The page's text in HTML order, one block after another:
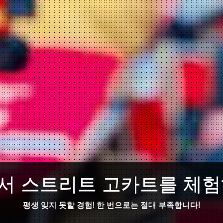
스트리트 고카트를 체
평생 잊지 못할 경험! 한 번으로는 절대 부족합니다!